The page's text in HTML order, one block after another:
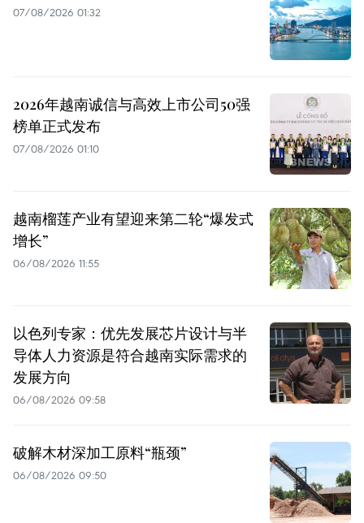
07/08/2026 01:32
2026年越南诚信与高效上市公司50强
榜单正式发布
07/08/2026 01:10
越南榴莲产业有望迎来第二轮“爆发式
增长”
06/08/2026 11:55
以色列专家：优先发展芯片设计与半
导体人力资源是符合越南实际需求的
发展方向
06/08/2026 09:58
破解木材深加工原料“瓶颈”
06/08/2026 09:50